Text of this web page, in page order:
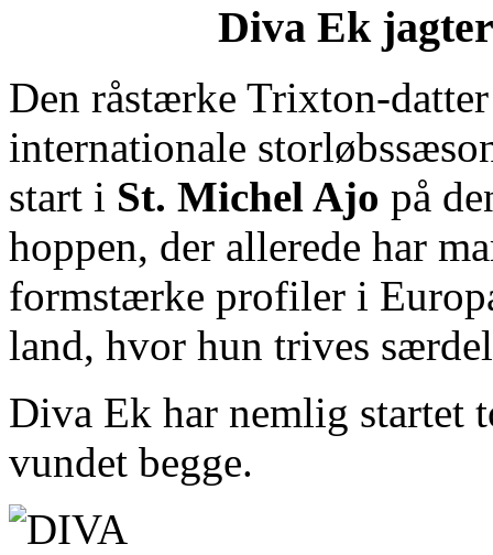
Diva Ek
Den råstærke
internationale
start i St. Michel Ajo på
hoppen, der allerede har
formstærke profiler i
land, hvor hun trives
Diva Ek har nemlig startet
vundet begge.